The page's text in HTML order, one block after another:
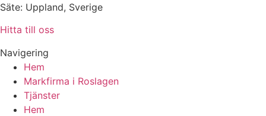
Säte: Uppland, Sverige
Hitta till oss
Navigering
Hem
Markfirma i Roslagen
Tjänster
Hem